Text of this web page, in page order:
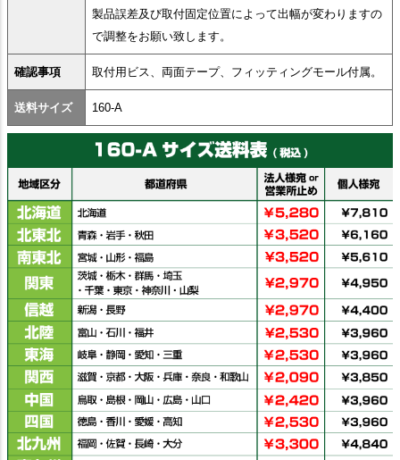
製品誤差及び取付固定位置によって出幅が変わりますの
で調整をお願い致します。
確認事項 取付用ビス、両面テープ、フィッティングモール付属。
送料サイズ 160-A